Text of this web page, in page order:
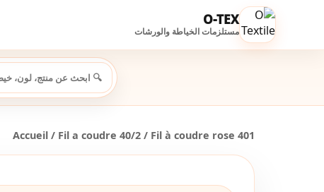
O-TEX
مستلزمات الخياطة والورشات
Accueil / Fil a coudre 40/2 / Fil à coudre rose 401